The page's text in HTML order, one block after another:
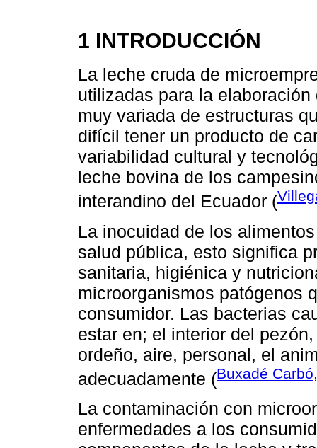
1 INTRODUCCIÓN
La leche cruda de
utilizadas para la
muy variada de estructuras
difícil tener un producto de
variabilidad cultural y
leche bovina de los
interandino del Ecuador (
La inocuidad de los
salud pública, esto significa
sanitaria, higiénica y
microorganismos patógenos
consumidor. Las bacterias
estar en; el interior del
ordeño, aire, personal, el
adecuadamente (Buxadé
La contaminación con
enfermedades a los